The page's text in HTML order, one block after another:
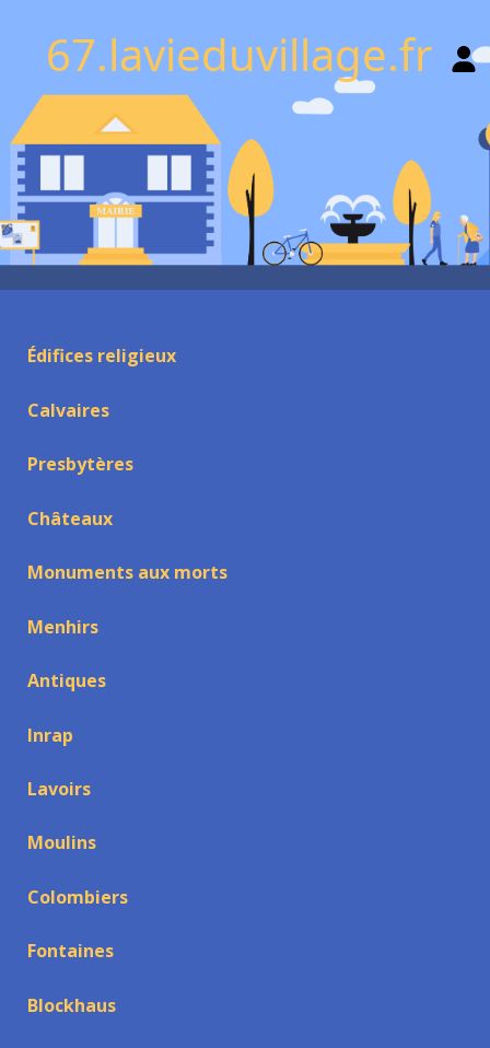
67.lavieduvillage.fr
Édifices religieux
Calvaires
Presbytères
Châteaux
Monuments aux morts
Menhirs
Antiques
Inrap
Lavoirs
Moulins
Colombiers
Fontaines
Blockhaus